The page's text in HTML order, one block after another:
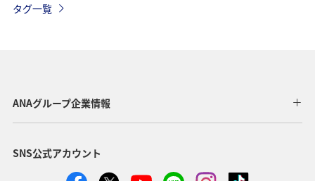
タグ一覧
ANAグループ企業情報
SNS公式アカウント